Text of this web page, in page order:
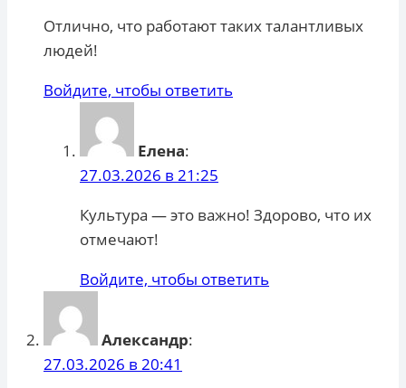
Отлично, что работают таких талантливых
людей!
Войдите, чтобы ответить
Елена:
27.03.2026 в 21:25
Культура — это важно! Здорово, что их
отмечают!
Войдите, чтобы ответить
Александр:
27.03.2026 в 20:41